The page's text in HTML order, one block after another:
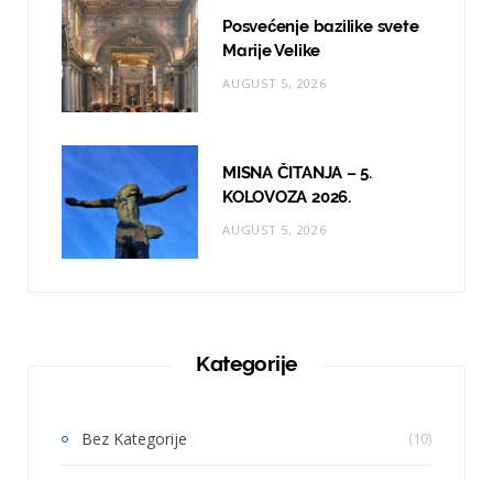
Posvećenje bazilike svete
Marije Velike
AUGUST 5, 2026
MISNA ČITANJA – 5.
KOLOVOZA 2026.
AUGUST 5, 2026
Kategorije
Bez Kategorije (10)